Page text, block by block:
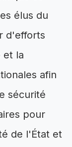
élus du
d'efforts
et la
afin
sécurité
pour
de l'État et